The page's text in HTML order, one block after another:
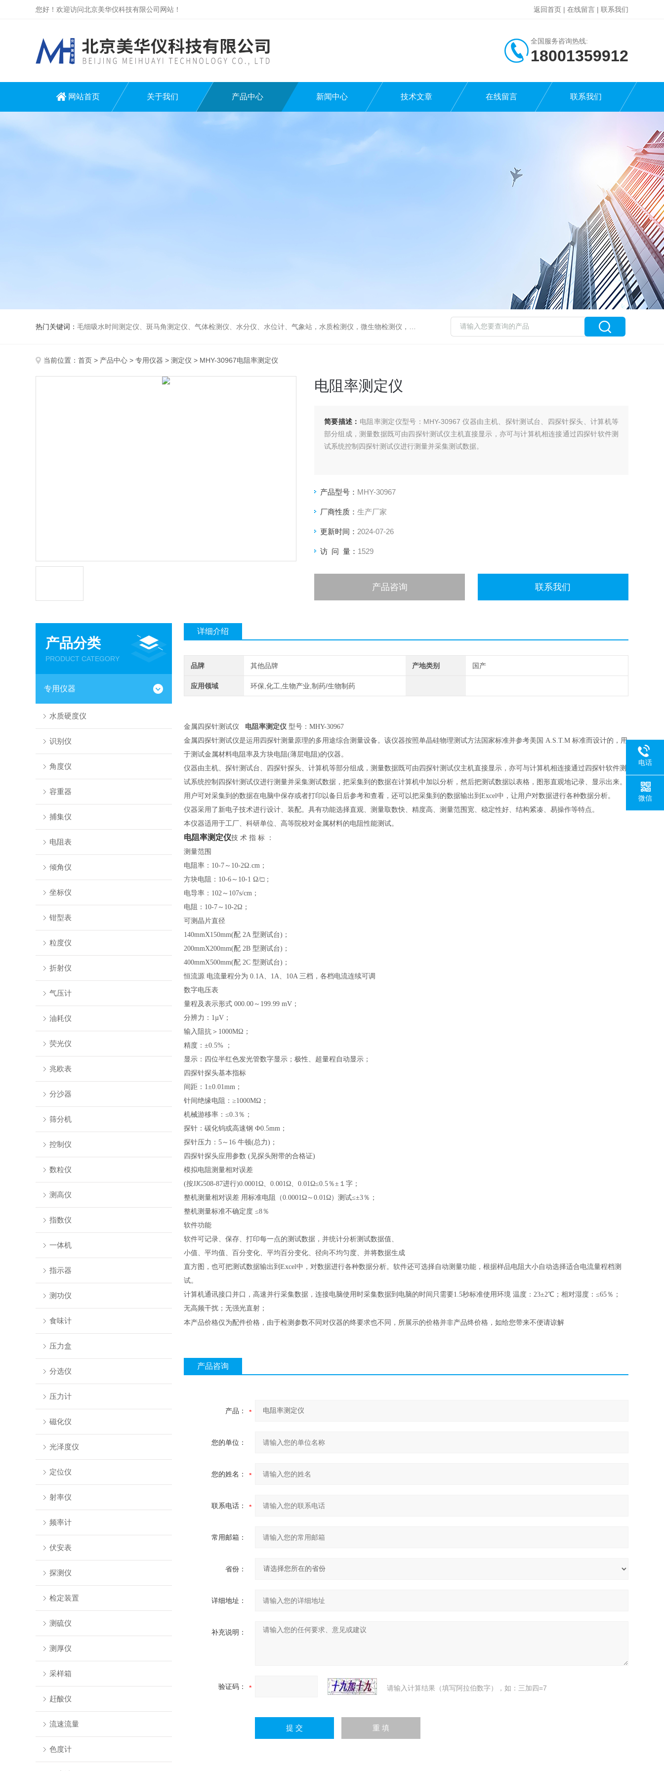
您好！欢迎访问北京美华仪科技有限公司网站！ 返回首页 | 在线留言 | 联系我们
全国服务咨询热线:
18001359912
网站首页 关于我们 产品中心 新闻中心 技术文章 在线留言 联系我们
热门关键词： 毛细吸水时间测定仪、斑马角测定仪、气体检测仪、水分仪、水位计、气象站，水质检测仪，微生物检测仪，气体检测仪
当前位置： 首页 > 产品中心 > 专用仪器 > 测定仪 > MHY-30967电阻率测定仪
电阻率测定仪
简要描述： 电阻率测定仪型号：MHY-30967 仪器由主机、探针测试台、四探针探头、计算机等
部分组成，测量数据既可由四探针测试仪主机直接显示，亦可与计算机相连接通过四探针软件测
试系统控制四探针测试仪进行测量并采集测试数据。
产品型号： MHY-30967
厂商性质： 生产厂家
更新时间： 2024-07-26
访 问 量： 1529
产品咨询 联系我们
产品分类
PRODUCT CATEGORY
专用仪器
水质硬度仪
识别仪
角度仪
容重器
捕集仪
电阻表
倾角仪
坐标仪
钳型表
粒度仪
折射仪
气压计
油耗仪
荧光仪
兆欧表
分沙器
筛分机
控制仪
数粒仪
测高仪
指数仪
一体机
指示器
测功仪
食味计
压力盒
分选仪
压力计
磁化仪
光泽度仪
定位仪
射率仪
频率计
伏安表
探测仪
检定装置
测硫仪
测厚仪
采样箱
赶酸仪
流速流量
色度计
详细介绍
品牌 其他品牌 产地类别 国产
应用领域 环保,化工,生物产业,制药/生物制药
金属四探针测试仪 电阻率测定仪 型号： MHY-30967
金属四探针测试仪是运用四探针测量原理的多用途综合测量设备。该仪器按照单晶硅物理测试方法国家标准并参考美国 A.S.T.M 标准而设计的，用
于测试金属材料电阻率及方块电阻(薄层电阻)的仪器。
仪器由主机、探针测试台、四探针探头、计算机等部分组成，测量数据既可由四探针测试仪主机直接显示，亦可与计算机相连接通过四探针软件测
试系统控制四探针测试仪进行测量并采集测试数据，把采集到的数据在计算机中加以分析，然后把测试数据以表格，图形直观地记录、显示出来。
用户可对采集到的数据在电脑中保存或者打印以备日后参考和查看，还可以把采集到的数据输出到 Excel中，让用户对数据进行各种数据分析。
仪器采用了新电子技术进行设计、装配。具有功能选择直观、测量取数快、精度高、测量范围宽、稳定性好、结构紧凑、易操作等特点。
本仪器适用于工厂、科研单位、高等院校对金属材料的电阻性能测试。
电阻率测定仪技 术 指 标
：
测量范围
电阻率： 10-7～10-2Ω.cm；
方块电阻： 10-6～10-1 Ω/□；
电导率： 102～107s/cm；
电阻： 10-7～10-2Ω；
可测晶片直径
140mmX150mm(配 2A 型测试台)；
200mmX200mm(配 2B 型测试台)；
400mmX500mm(配 2C 型测试台)；
恒流源 电流量程分为 0.1A、1A、10A 三档，各档电流连续可调
数字电压表
量程及表示形式 000.00～199.99 mV；
分辨力： 1µV；
输入阻抗＞ 1000MΩ；
精度： ±0.5% ；
显示：四位半红色发光管数字显示；极性、超量程自动显示；
四探针探头基本指标
间距： 1±0.01mm；
针间绝缘电阻： ≥1000MΩ；
机械游移率： ≤0.3％；
探针：碳化钨或高速钢 Ф0.5mm；
探针压力： 5～16 牛顿(总力)；
四探针探头应用参数 (见探头附带的合格证)
模拟电阻测量相对误差
(按JJG508-87进行)0.0001Ω、0.001Ω、0.01Ω≤0.5％±１字；
整机测量相对误差 用标准电阻（0.0001Ω～0.01Ω）测试≤±3％；
整机测量标准不确定度 ≤8％
软件功能
软件可记录、保存、打印每一点的测试数据，并统计分析测试数据值、
小值、平均值、百分变化、平均百分变化、径向不均匀度、并将数据生成
直方图，也可把测试数据输出到 Excel中，对数据进行各种数据分析。软件还可选择自动测量功能，根据样品电阻大小自动选择适合电流量程档测
试。
计算机通讯接口并口，高速并行采集数据，连接电脑使用时采集数据到电脑的时间只需要1.5秒标准使用环境 温度：23±2℃；相对湿度：≤65％；
无高频干扰；无强光直射；
本产品价格仅为配件价格，由于检测参数不同对仪器的终要求也不同，所展示的价格并非产品终价格，如给您带来不便请谅解
产品咨询
产品：
您的单位：
您的姓名：
联系电话：
常用邮箱：
省份：
详细地址：
补充说明：
验证码： 请输入计算结果（填写阿拉伯数字），如：三加四=7
电话
微信